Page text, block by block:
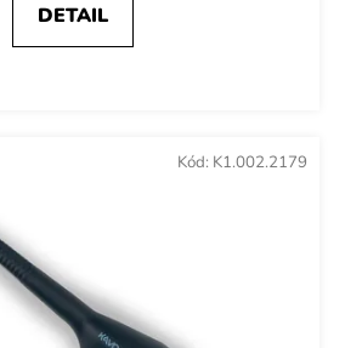
DETAIL
Kód: K1.002.2179